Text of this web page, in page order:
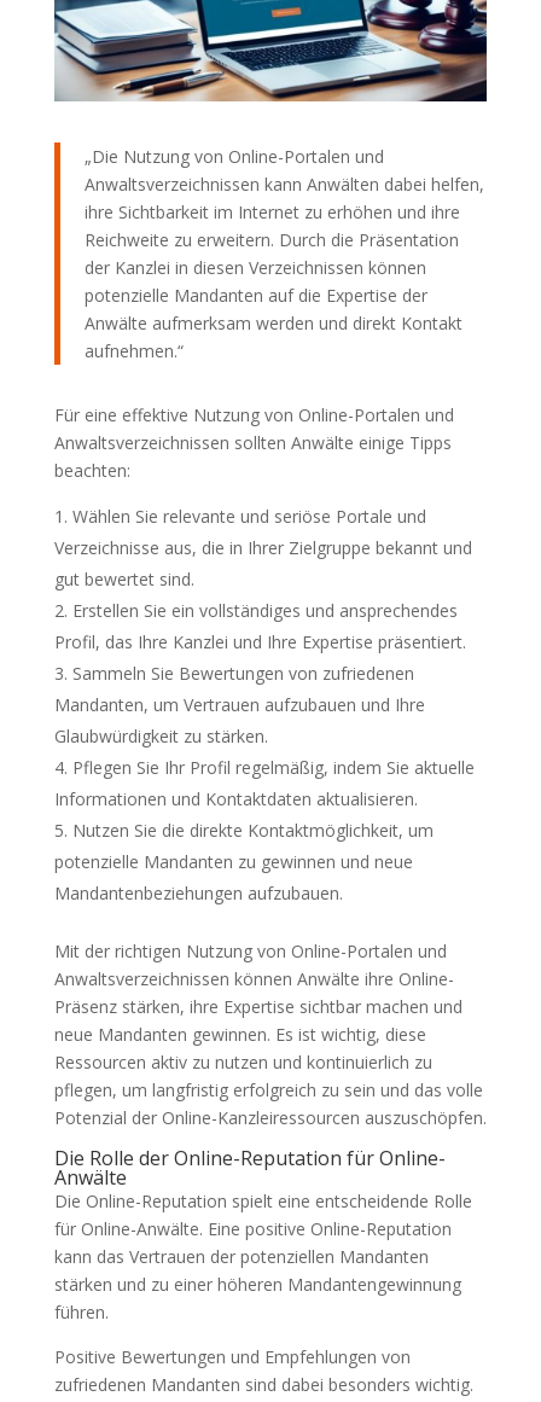
„Die Nutzung von Online-Portalen und
Anwaltsverzeichnissen kann Anwälten dabei helfen,
ihre Sichtbarkeit im Internet zu erhöhen und ihre
Reichweite zu erweitern. Durch die Präsentation
der Kanzlei in diesen Verzeichnissen können
potenzielle Mandanten auf die Expertise der
Anwälte aufmerksam werden und direkt Kontakt
aufnehmen.“
Für eine effektive Nutzung von Online-Portalen und
Anwaltsverzeichnissen sollten Anwälte einige Tipps
beachten:
Wählen Sie relevante und seriöse Portale und
Verzeichnisse aus, die in Ihrer Zielgruppe bekannt und
gut bewertet sind.
Erstellen Sie ein vollständiges und ansprechendes
Profil, das Ihre Kanzlei und Ihre Expertise präsentiert.
Sammeln Sie Bewertungen von zufriedenen
Mandanten, um Vertrauen aufzubauen und Ihre
Glaubwürdigkeit zu stärken.
Pflegen Sie Ihr Profil regelmäßig, indem Sie aktuelle
Informationen und Kontaktdaten aktualisieren.
Nutzen Sie die direkte Kontaktmöglichkeit, um
potenzielle Mandanten zu gewinnen und neue
Mandantenbeziehungen aufzubauen.
Mit der richtigen Nutzung von Online-Portalen und
Anwaltsverzeichnissen können Anwälte ihre Online-
Präsenz stärken, ihre Expertise sichtbar machen und
neue Mandanten gewinnen. Es ist wichtig, diese
Ressourcen aktiv zu nutzen und kontinuierlich zu
pflegen, um langfristig erfolgreich zu sein und das volle
Potenzial der Online-Kanzleiressourcen auszuschöpfen.
Die Rolle der Online-Reputation für Online-
Anwälte
Die Online-Reputation spielt eine entscheidende Rolle
für Online-Anwälte. Eine positive Online-Reputation
kann das Vertrauen der potenziellen Mandanten
stärken und zu einer höheren Mandantengewinnung
führen.
Positive Bewertungen und Empfehlungen von
zufriedenen Mandanten sind dabei besonders wichtig.